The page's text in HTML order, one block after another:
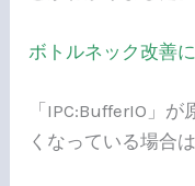
ボトルネック改善
「IPC:BufferIO」
くなっている場合